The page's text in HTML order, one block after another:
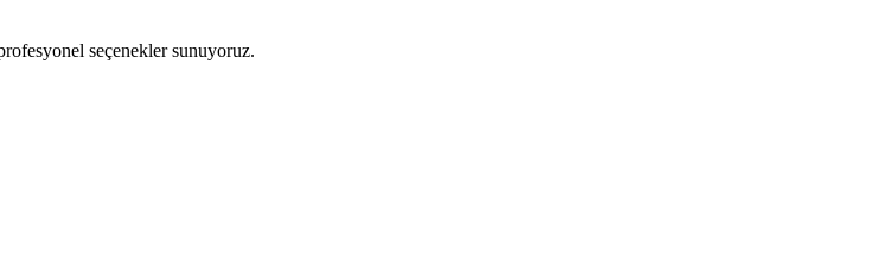
seçenekler sunuyoruz.